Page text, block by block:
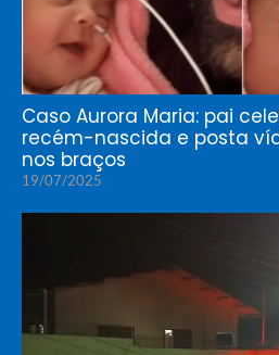
Caso Aurora Maria: pai
recém-nascida e posta
nos braços
19/07/2025